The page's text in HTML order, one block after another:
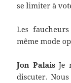
se limiter à
Les
même mode
Jon PalaisJe
discuter.